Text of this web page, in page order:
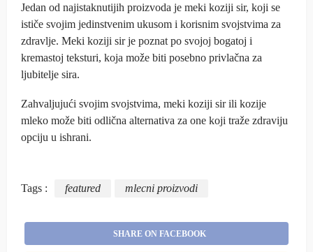
Jedan od najistaknutijih proizvoda je meki koziji sir, koji se
ističe svojim jedinstvenim ukusom i korisnim svojstvima za
zdravlje. Meki koziji sir je poznat po svojoj bogatoj i
kremastoj teksturi, koja može biti posebno privlačna za
ljubitelje sira.
Zahvaljujući svojim svojstvima, meki koziji sir ili kozije
mleko može biti odlična alternativa za one koji traže zdraviju
opciju u ishrani.
Tags : featured mlecni proizvodi
SHARE ON FACEBOOK